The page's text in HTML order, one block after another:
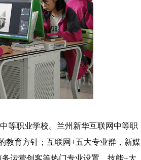
职业学校。兰州新华互联网中等职
教育方针；互联网+五大专业群，新媒
运营创客等热门专业设置，技能+大